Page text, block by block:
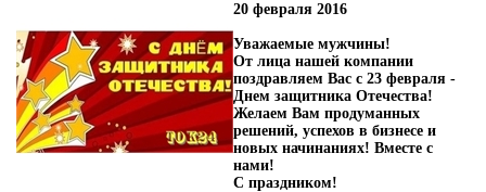
20 февраля 2016
Уважаемые мужчины!
От лица нашей компании
поздравляем Вас с 23 февраля -
Днем защитника Отечества!
Желаем Вам продуманных
решений, успехов в бизнесе и
новых начинаниях! Вместе с
нами!
С праздником!